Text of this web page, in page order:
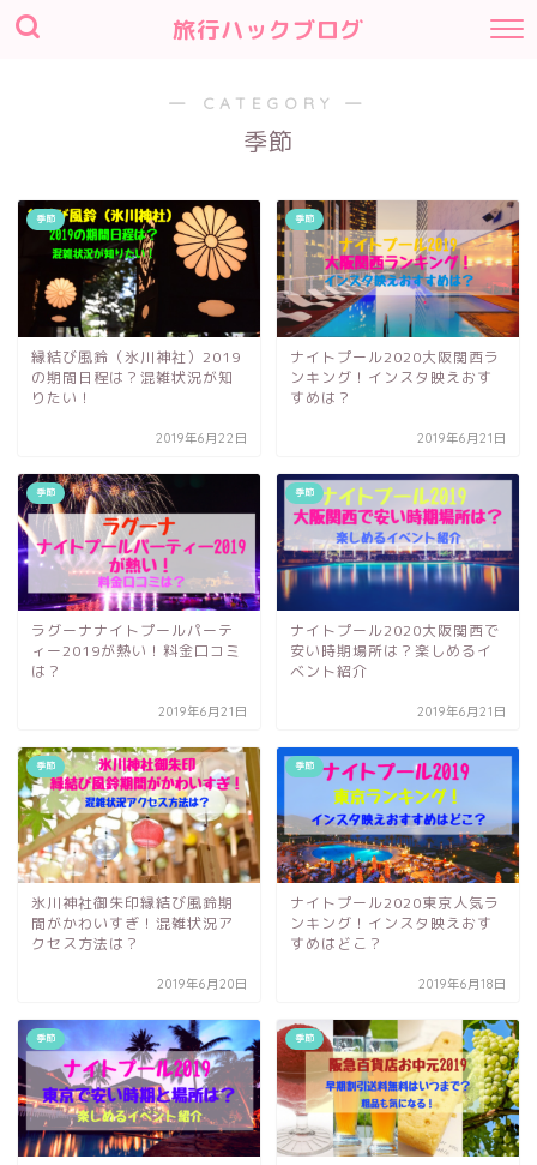
旅行ハックブログ
― CATEGORY ―
季節
季節
縁結び風鈴（氷川神社）2019
の期間日程は？混雑状況が知
りたい！
2019年6月22日
季節
ナイトプール2020大阪関西ラ
ンキング！インスタ映えおす
すめは？
2019年6月21日
季節
ラグーナナイトプールパーテ
ィー2019が熱い！料金口コミ
は？
2019年6月21日
季節
ナイトプール2020大阪関西で
安い時期場所は？楽しめるイ
ベント紹介
2019年6月21日
季節
氷川神社御朱印縁結び風鈴期
間がかわいすぎ！混雑状況ア
クセス方法は？
2019年6月20日
季節
ナイトプール2020東京人気ラ
ンキング！インスタ映えおす
すめはどこ？
2019年6月18日
季節 季節